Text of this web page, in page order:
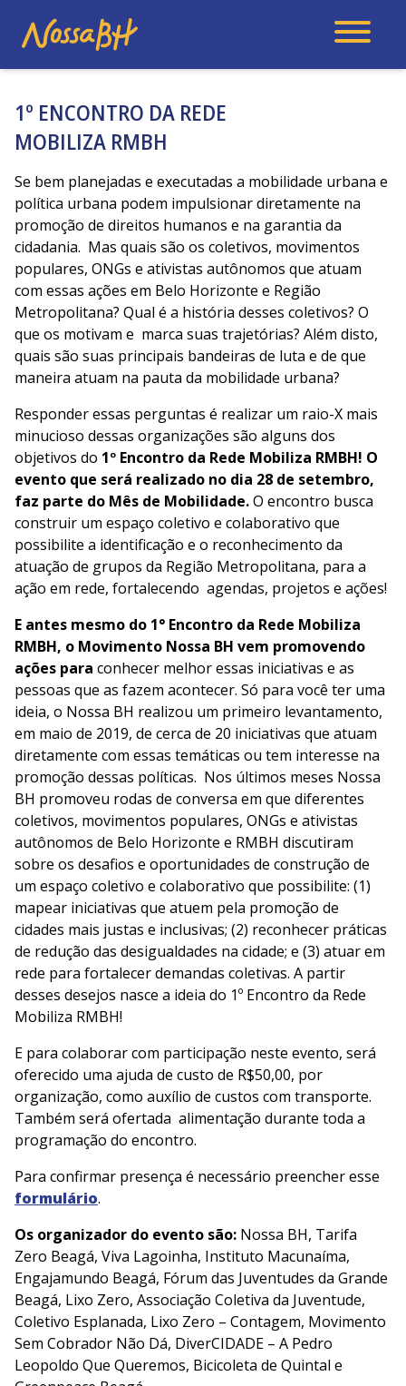
1º ENCONTRO DA REDE
MOBILIZA RMBH
Se bem planejadas e executadas a mobilidade urbana e
política urbana podem impulsionar diretamente na
promoção de direitos humanos e na garantia da
cidadania. Mas quais são os coletivos, movimentos
populares, ONGs e ativistas autônomos que atuam
com essas ações em Belo Horizonte e Região
Metropolitana? Qual é a história desses coletivos? O
que os motivam e marca suas trajetórias? Além disto,
quais são suas principais bandeiras de luta e de que
maneira atuam na pauta da mobilidade urbana?
Responder essas perguntas é realizar um raio-X mais
minucioso dessas organizações são alguns dos
objetivos do 1º Encontro da Rede Mobiliza RMBH! O
evento que será realizado no dia 28 de setembro,
faz parte do Mês de Mobilidade.O encontro busca
construir um espaço coletivo e colaborativo que
possibilite a identificação e o reconhecimento da
atuação de grupos da Região Metropolitana, para a
ação em rede, fortalecendo agendas, projetos e ações!
E antes mesmo do 1° Encontro da Rede Mobiliza
RMBH, o Movimento Nossa BH vem promovendo
ações para conhecer melhor essas iniciativas e as
pessoas que as fazem acontecer. Só para você ter uma
ideia, o Nossa BH realizou um primeiro levantamento,
em maio de 2019, de cerca de 20 iniciativas que atuam
diretamente com essas temáticas ou tem interesse na
promoção dessas políticas. Nos últimos meses Nossa
BH promoveu rodas de conversa em que diferentes
coletivos, movimentos populares, ONGs e ativistas
autônomos de Belo Horizonte e RMBH discutiram
sobre os desafios e oportunidades de construção de
um espaço coletivo e colaborativo que possibilite: (1)
mapear iniciativas que atuem pela promoção de
cidades mais justas e inclusivas; (2) reconhecer práticas
de redução das desigualdades na cidade; e (3) atuar em
rede para fortalecer demandas coletivas. A partir
desses desejos nasce a ideia do 1º Encontro da Rede
Mobiliza RMBH!
E para colaborar com participação neste evento, será
oferecido uma ajuda de custo de R$50,00, por
organização, como auxílio de custos com transporte.
Também será ofertada alimentação durante toda a
programação do encontro.
Para confirmar presença é necessário preencher esse
formulário.
Os organizador do evento são: Nossa BH, Tarifa
Zero Beagá, Viva Lagoinha, Instituto Macunaíma,
Engajamundo Beagá, Fórum das Juventudes da Grande
Beagá, Lixo Zero, Associação Coletiva da Juventude,
Coletivo Esplanada, Lixo Zero – Contagem, Movimento
Sem Cobrador Não Dá, DiverCIDADE – A Pedro
Leopoldo Que Queremos, Bicicoleta de Quintal e